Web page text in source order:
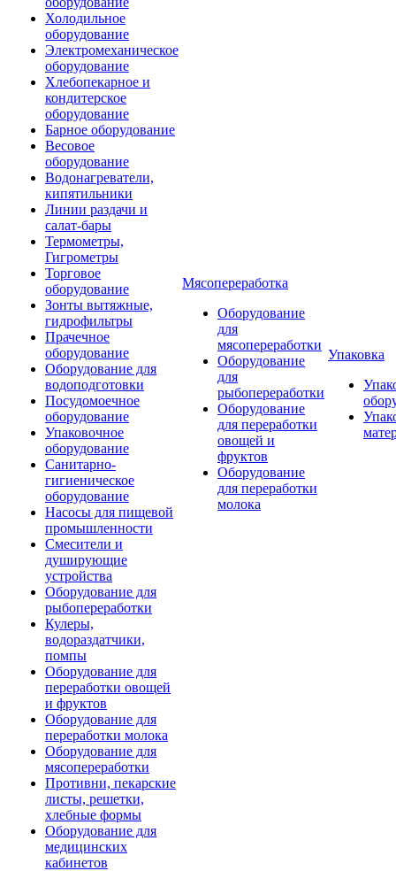
Холодильное
оборудование
Электромеханическое
оборудование
Хлебопекарное и
кондитерское
оборудование
Барное оборудование
Весовое
оборудование
Водонагреватели,
кипятильники
Линии раздачи и
салат-бары
Термометры,
Гигрометры
Торговое
оборудование
Зонты вытяжные,
гидрофильтры
Прачечное
оборудование
Оборудование для
водоподготовки
Посудомоечное
оборудование
Упаковочное
оборудование
Санитарно-
гигиеническое
оборудование
Насосы для пищевой
промышленности
Смесители и
душирующие
устройства
Оборудование для
рыбопереработки
Кулеры,
водораздатчики,
помпы
Оборудование для
переработки овощей
и фруктов
Оборудование для
переработки молока
Оборудование для
мясопереработки
Противни, пекарские
листы, решетки,
хлебные формы
Оборудование для
медицинских
кабинетов
Мясопереработка
Оборудование
для
мясопереработки
Оборудование
для
рыбопереработки
Оборудование
для переработки
овощей и
фруктов
Оборудование
для переработки
молока
Упаковка